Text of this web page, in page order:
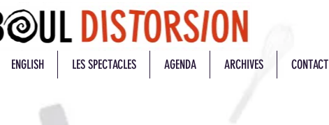
ENGLISH LES SPECTACLES AGENDA ARCHIVES CONTACT